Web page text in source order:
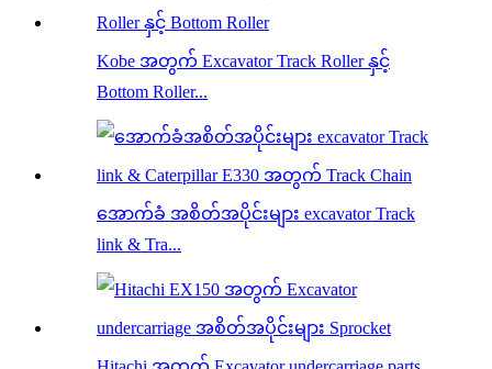
Kobe အတွက် Excavator Track Roller နှင့်
Bottom Roller...
အောက်ခံ အစိတ်အပိုင်းများ excavator Track
link & Tra...